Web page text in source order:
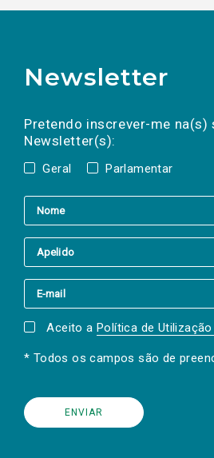
Newsletter
Pretendo inscrever-me na(s)
Newsletter(s):
Geral Parlamentar
a(s) newsletter(s).
mail
Aceito a Política de
* Todos os campos são de